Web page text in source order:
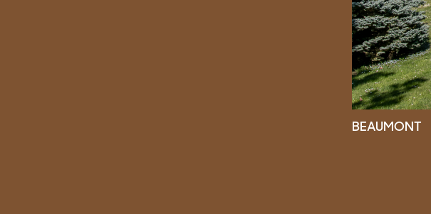
BEAUMONT